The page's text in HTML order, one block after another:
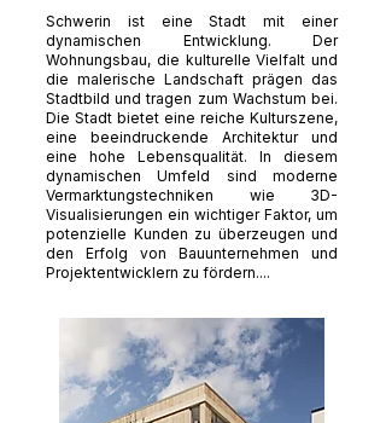
Schwerin ist eine Stadt mit einer
dynamischen Entwicklung. Der
Wohnungsbau, die kulturelle Vielfalt und
die malerische Landschaft prägen das
Stadtbild und tragen zum Wachstum bei.
Die Stadt bietet eine reiche Kulturszene,
eine beeindruckende Architektur und
eine hohe Lebensqualität. In diesem
dynamischen Umfeld sind moderne
Vermarktungstechniken wie 3D-
Visualisierungen ein wichtiger Faktor, um
potenzielle Kunden zu überzeugen und
den Erfolg von Bauunternehmen und
Projektentwicklern zu fördern....